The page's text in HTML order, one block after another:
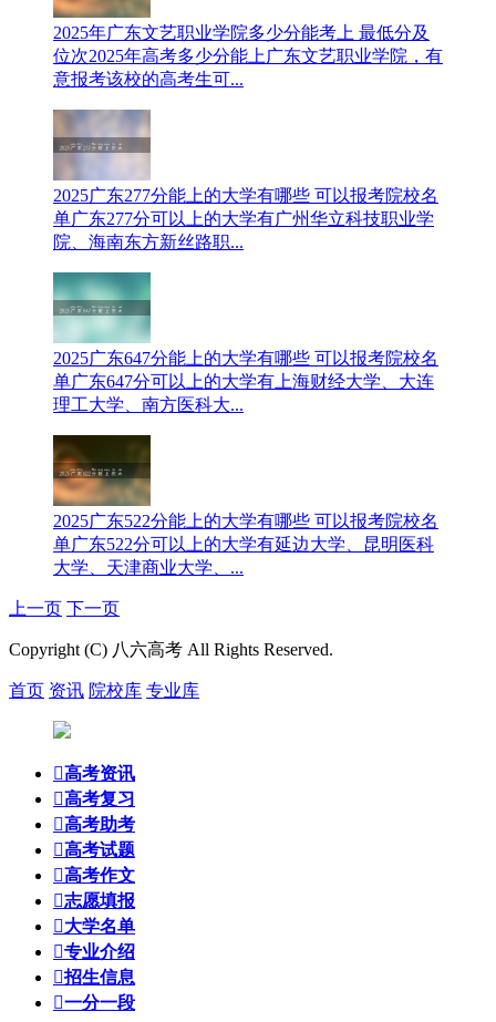
2025年广东文艺职业学院多少分能考上 最低分及
位次2025年高考多少分能上广东文艺职业学院，有
意报考该校的高考生可...
2025广东277分能上的大学有哪些 可以报考院校名
单广东277分可以上的大学有广州华立科技职业学
院、海南东方新丝路职...
2025广东647分能上的大学有哪些 可以报考院校名
单广东647分可以上的大学有上海财经大学、大连
理工大学、南方医科大...
2025广东522分能上的大学有哪些 可以报考院校名
单广东522分可以上的大学有延边大学、昆明医科
大学、天津商业大学、...
上一页 下一页
Copyright (C) 八六高考 All Rights Reserved.
首页 资讯 院校库 专业库
高考资讯
高考复习
高考助考
高考试题
高考作文
志愿填报
大学名单
专业介绍
招生信息
一分一段